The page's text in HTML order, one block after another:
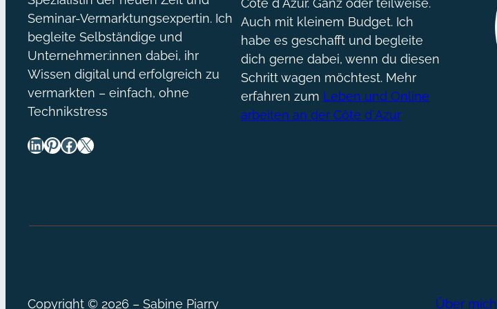
Seminar-Vermarktungsexpertin. Ich
begleite Selbständige und
Unternehmer:innen dabei, ihr
Wissen digital und erfolgreich zu
vermarkten – einfach, ohne
Technikstress
LinkedIn Pinterest Facebook X
Côte d´Azur. Ganz oder teilweise.
Auch mit kleinem Budget. Ich
habe es geschafft und begleite
dich gerne dabei, wenn du diesen
Schritt wagen möchtest. Mehr
erfahren zum Leben und Online
arbeiten an der Côte d´Azur
Copyright © 2026 – Sabine Piarry Über mich